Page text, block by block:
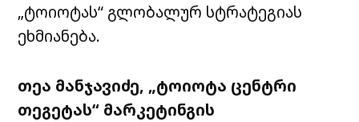
„ტოიოტას“ გლობალურ სტრატეგიას
ეხმიანება.
თეა მანჯავიძე, „ტოიოტა ცენტრი
თეგეტას“ მარკეტინგის